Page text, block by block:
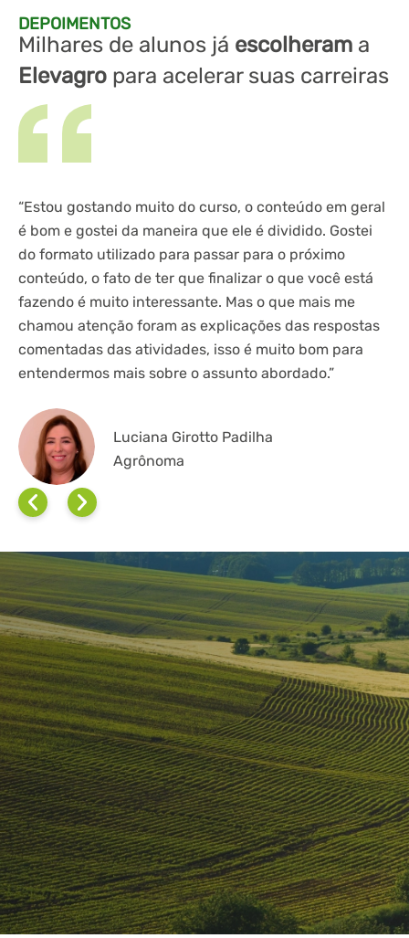
DEPOIMENTOS
Milhares de alunos já escolheram a
Elevagro para acelerar suas carreiras
“Estou gostando muito do curso, o conteúdo em geral
é bom e gostei da maneira que ele é dividido. Gostei
do formato utilizado para passar para o próximo
conteúdo, o fato de ter que finalizar o que você está
fazendo é muito interessante. Mas o que mais me
chamou atenção foram as explicações das respostas
comentadas das atividades, isso é muito bom para
entendermos mais sobre o assunto abordado.”
Luciana Girotto Padilha
Agrônoma